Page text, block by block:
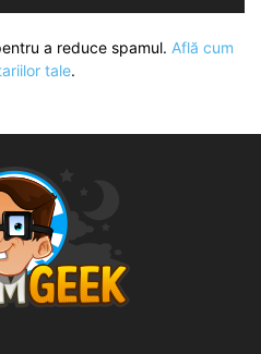
a reduce spamul. Află cum
tale.